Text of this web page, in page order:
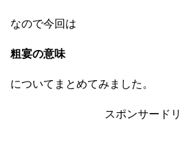
なので今回は
粗宴の意味
についてまとめてみました。
スポンサード